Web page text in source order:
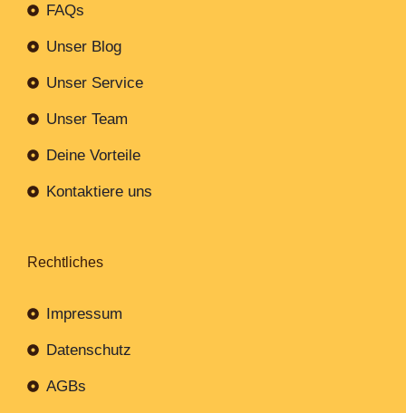
FAQs
Unser Blog
Unser Service
Unser Team
Deine Vorteile
Kontaktiere uns
Rechtliches
Impressum
Datenschutz
AGBs